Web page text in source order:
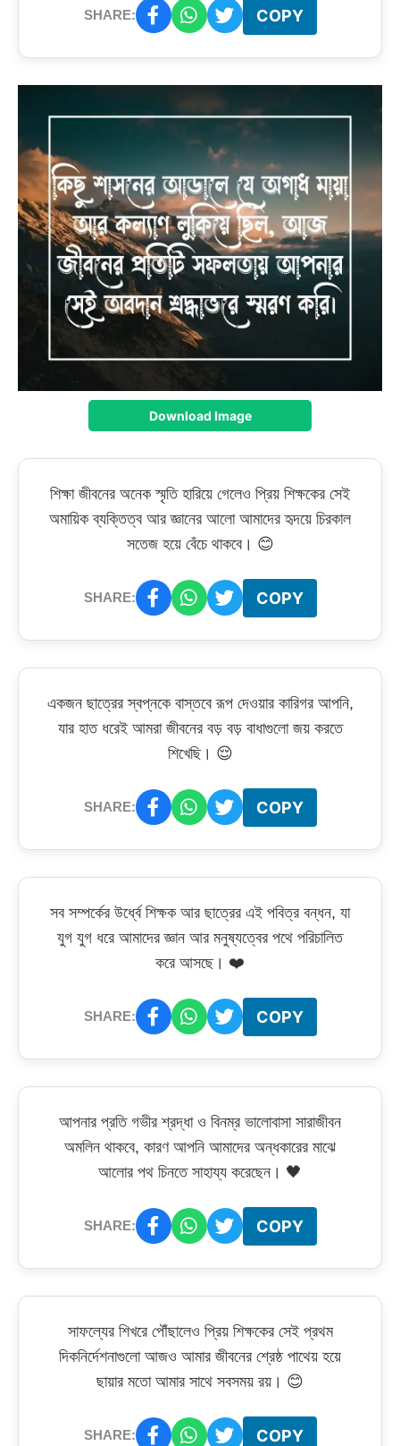
SHARE: COPY
Download Image
শিক্ষা জীবনের অনেক স্মৃতি হারিয়ে গেলেও প্রিয় শিক্ষকের সেই
অমায়িক ব্যক্তিত্ব আর জ্ঞানের আলো আমাদের হৃদয়ে চিরকাল
সতেজ হয়ে বেঁচে থাকবে। 😊
SHARE: COPY
একজন ছাত্রের স্বপ্নকে বাস্তবে রূপ দেওয়ার কারিগর আপনি,
যার হাত ধরেই আমরা জীবনের বড় বড় বাধাগুলো জয় করতে
শিখেছি। 😌
SHARE: COPY
সব সম্পর্কের উর্ধ্বে শিক্ষক আর ছাত্রের এই পবিত্র বন্ধন, যা
যুগ যুগ ধরে আমাদের জ্ঞান আর মনুষ্যত্বের পথে পরিচালিত
করে আসছে। ❤️
SHARE: COPY
আপনার প্রতি গভীর শ্রদ্ধা ও বিনম্র ভালোবাসা সারাজীবন
অমলিন থাকবে, কারণ আপনি আমাদের অন্ধকারের মাঝে
আলোর পথ চিনতে সাহায্য করেছেন। 🖤
SHARE: COPY
সাফল্যের শিখরে পৌঁছালেও প্রিয় শিক্ষকের সেই প্রথম
দিকনির্দেশনাগুলো আজও আমার জীবনের শ্রেষ্ঠ পাথেয় হয়ে
ছায়ার মতো আমার সাথে সবসময় রয়। 😊
SHARE: COPY